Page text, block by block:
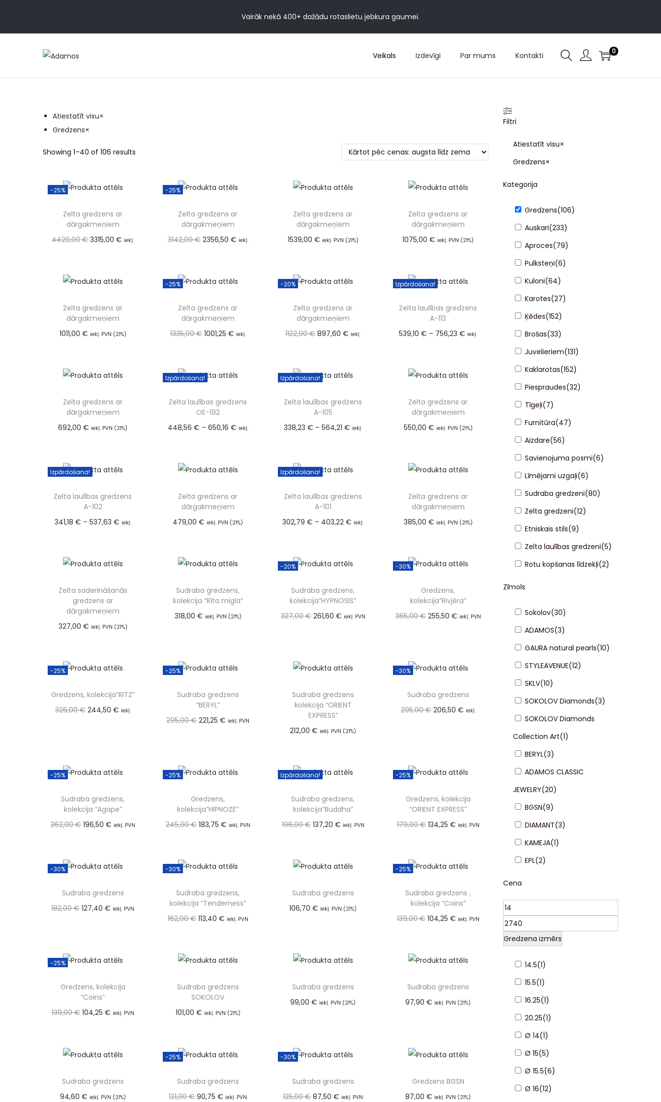
Vairāk nekā 400+ dažādu rotaslietu jebkura gaumei.
Veikals Izdevīgi Par mums Kontakti 0
Atiestatīt visu×
Gredzens×
Showing 1–40 of 106 results
-25%
Zelta gredzens ar
dārgakmeņiem
4420,00€ 3315,00€ iekļ.
-25%
Zelta gredzens ar
dārgakmeņiem
3142,00€ 2356,50 € iekļ.
Zelta gredzens ar
dārgakmeņiem
1539,00 € iekļ. PVN (21%)
Zelta gredzens ar
dārgakmeņiem
1075,00€ iekļ. PVN (21%)
Zelta gredzens ar
dārgakmeņiem
1011,00 € iekļ. PVN (21%)
-25%
Zelta gredzens ar
dārgakmeņiem
1335,00€ 1001,25 € iekļ.
-20%
Zelta gredzens ar
dārgakmeņiem
1122,00€ 897,60€ iekļ.
Izpārdošana!
Zelta laulības gredzens
A-113
539,10€ – 756,23€ iekļ.
Zelta gredzens ar
dārgakmeņiem
692,00€ iekļ. PVN (21%)
Izpārdošana!
Zelta laulības gredzens
OE-192
448,56 € – 650,16 € iekļ.
Izpārdošana!
Zelta laulības gredzens
A-105
338,23€ – 564,21€ iekļ.
Zelta gredzens ar
dārgakmeņiem
550,00 € iekļ. PVN (21%)
Izpārdošana!
Zelta laulības gredzens
A-102
341,18 € – 537,63 € iekļ.
Zelta gredzens ar
dārgakmeņiem
479,00€ iekļ. PVN (21%)
Izpārdošana!
Zelta laulības gredzens
A-101
302,79€ – 403,22€ iekļ.
Zelta gredzens ar
dārgakmeņiem
385,00 € iekļ. PVN (21%)
Zelta saderināšanās
gredzens ar
dārgakmeņiem
327,00 € iekļ. PVN (21%)
Sudraba gredzens,
kolekcija “Rīta migla”
318,00 € iekļ. PVN (21%)
-20%
Sudraba gredzens,
kolekcija”HYPNOSIS”
327,00€ 261,60 € iekļ. PVN
-30%
Gredzens,
kolekcija”Rivjēra”
365,00€ 255,50 € iekļ. PVN
-25%
Gredzens, kolekcija”RITZ”
326,00€ 244,50 € iekļ.
-25%
Sudraba gredzens
“BERYL”
295,00€ 221,25€ iekļ. PVN
Sudraba gredzens
kolekcija “ORIENT
EXPRESS”
212,00€ iekļ. PVN (21%)
-30%
Sudraba gredzens
295,00€ 206,50 € iekļ.
-25%
Sudraba gredzens,
kolekcija “Agape”
262,00€ 196,50 € iekļ. PVN
-25%
Gredzens,
kolekcija”HIPNOZE”
245,00€ 183,75 € iekļ. PVN
Izpārdošana!
Sudraba gredzens,
kolekcija”Buddha”
196,00€ 137,20 € iekļ. PVN
-25%
Gredzens, kolekcija
“ORIENT EXPRESS”
179,00€ 134,25 € iekļ. PVN
-30%
Sudraba gredzens
182,00€ 127,40€ iekļ. PVN
-30%
Sudraba gredzens,
kolekcija “Tenderness”
162,00€ 113,40 € iekļ. PVN
Sudraba gredzens
106,70€ iekļ. PVN (21%)
-25%
Sudraba gredzens ,
kolekcija “Coins”
139,00€ 104,25 € iekļ. PVN
-25%
Gredzens, kolekcija
“Coins”
139,00€ 104,25 € iekļ. PVN
Sudraba gredzens
SOKOLOV
101,00 € iekļ. PVN (21%)
Sudraba gredzens
99,00€ iekļ. PVN (21%)
Sudraba gredzens
97,90€ iekļ. PVN (21%)
Sudraba gredzens
94,60 € iekļ. PVN (21%)
-25%
Sudraba gredzens
121,00€ 90,75€ iekļ. PVN
-30%
Sudraba gredzens
125,00€ 87,50€ iekļ. PVN
Gredzens BGSN
87,00€ iekļ. PVN (21%)
Filtri
Atiestatīt visu×
Gredzens×
Kategorija
Gredzens(106)
Auskari(233)
Aproces(79)
Pulksteņi(6)
Kuloni(64)
Karotes(27)
Ķēdes(152)
Brošas(33)
Juvelieriem(131)
Kaklarotas(152)
Piespraudes(32)
Tīgeļi(7)
Furnitūra(47)
Aizdare(56)
Savienojuma posmi(6)
Līmējami uzgaļi(6)
Sudraba gredzeni(80)
Zelta gredzeni(12)
Etniskais stils(9)
Zelta laulības gredzeni(5)
Rotu kopšanas līdzekļi(2)
Zīmols
Sokolov(30)
ADAMOS(3)
GAURA natural pearls(10)
STYLEAVENUE(12)
SKLV(10)
SOKOLOV Diamonds(3)
SOKOLOV Diamonds
Collection Art(1)
BERYL(3)
ADAMOS CLASSIC
JEWELRY(20)
BGSN(9)
DIAMANT(3)
KAMEJA(1)
EPL(2)
Cena
Gredzena izmērs
14.5(1)
15.5(1)
16.25(1)
20.25(1)
Ø 14(1)
Ø 15(5)
Ø 15.5(6)
Ø 16(12)